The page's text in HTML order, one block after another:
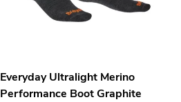
Everyday Ultralight Merino
Performance Boot Graphite